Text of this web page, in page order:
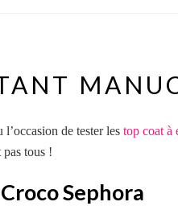
de tester les top coat à
pas tous !
Sephora